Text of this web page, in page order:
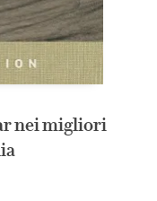
nei migliori